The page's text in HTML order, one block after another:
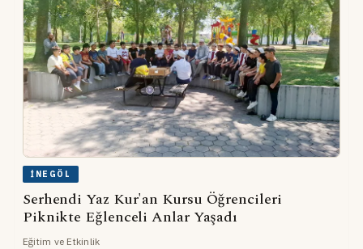
İNEGÖL
Serhendi Yaz Kur'an Kursu Öğrencileri
Piknikte Eğlenceli Anlar Yaşadı
Eğitim ve Etkinlik